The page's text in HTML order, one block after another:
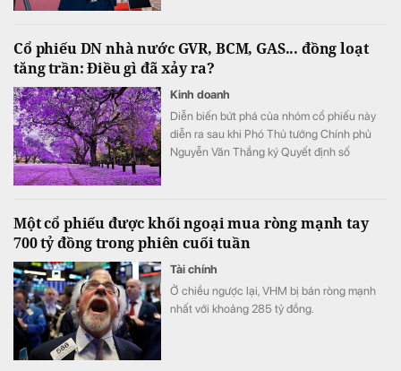
Cổ phiếu DN nhà nước GVR, BCM, GAS... đồng loạt
tăng trần: Điều gì đã xảy ra?
Kinh doanh
Diễn biến bứt phá của nhóm cổ phiếu này
diễn ra sau khi Phó Thủ tướng Chính phủ
Nguyễn Văn Thắng ký Quyết định số
nhà nước tại doanh nghiệp nhà nước, doanh
nghiệp có vốn nhà nước.
Một cổ phiếu được khối ngoại mua ròng mạnh tay
700 tỷ đồng trong phiên cuối tuần
Tài chính
Ở chiều ngược lại, VHM bị bán ròng mạnh
nhất với khoảng 285 tỷ đồng.